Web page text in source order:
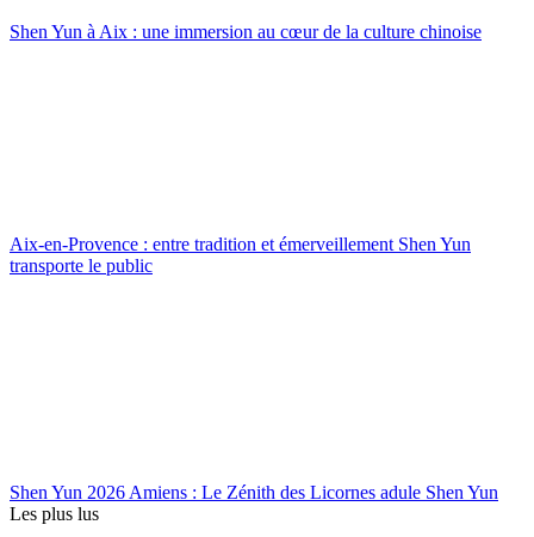
Shen Yun à Aix : une immersion au cœur de la culture chinoise
Aix-en-Provence : entre tradition et émerveillement Shen Yun
transporte le public
Shen Yun 2026 Amiens : Le Zénith des Licornes adule Shen Yun
Les plus lus